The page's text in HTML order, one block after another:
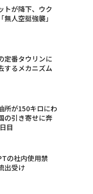
トが降下、ウク
人空挺強襲」
定番タウリンに
するメカニズム
所が150キロにわ
の引き寄せに奔
目
の社内使用禁
出受け